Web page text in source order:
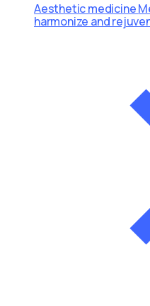
Aesthetic medicine
harmonize and